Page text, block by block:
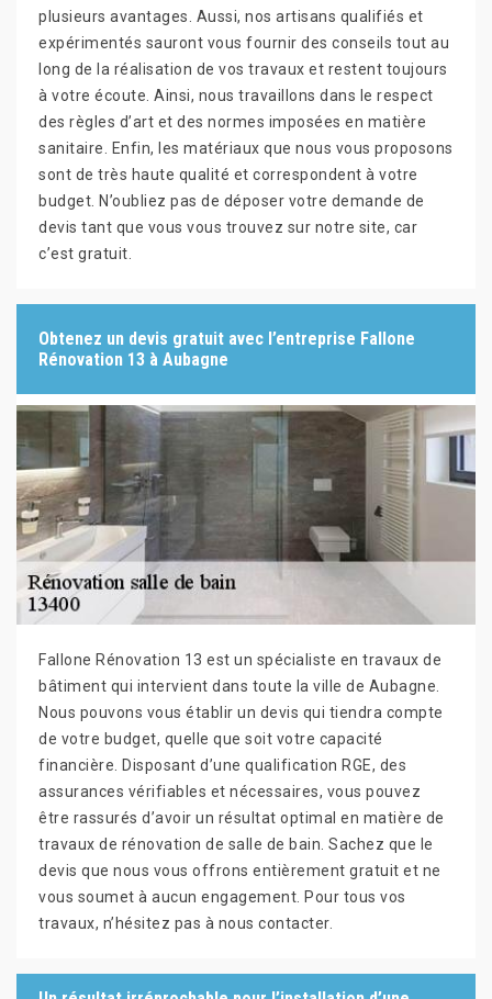
plusieurs avantages. Aussi, nos artisans qualifiés et
expérimentés sauront vous fournir des conseils tout au
long de la réalisation de vos travaux et restent toujours
à votre écoute. Ainsi, nous travaillons dans le respect
des règles d’art et des normes imposées en matière
sanitaire. Enfin, les matériaux que nous vous proposons
sont de très haute qualité et correspondent à votre
budget. N’oubliez pas de déposer votre demande de
devis tant que vous vous trouvez sur notre site, car
c’est gratuit.
Obtenez un devis gratuit avec l’entreprise Fallone
Rénovation 13 à Aubagne
Fallone Rénovation 13 est un spécialiste en travaux de
bâtiment qui intervient dans toute la ville de Aubagne.
Nous pouvons vous établir un devis qui tiendra compte
de votre budget, quelle que soit votre capacité
financière. Disposant d’une qualification RGE, des
assurances vérifiables et nécessaires, vous pouvez
être rassurés d’avoir un résultat optimal en matière de
travaux de rénovation de salle de bain. Sachez que le
devis que nous vous offrons entièrement gratuit et ne
vous soumet à aucun engagement. Pour tous vos
travaux, n’hésitez pas à nous contacter.